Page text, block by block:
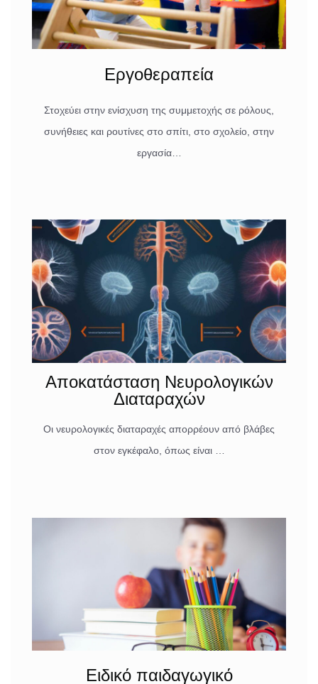
Εργοθεραπεία
Στοχεύει στην ενίσχυση της συμμετοχής σε ρόλους,
συνήθειες και ρουτίνες στο σπίτι, στο σχολείο, στην
εργασία…
Αποκατάσταση Νευρολογικών
Διαταραχών
Οι νευρολογικές διαταραχές απορρέουν από βλάβες
στον εγκέφαλο, όπως είναι …
Ειδικό παιδαγωγικό